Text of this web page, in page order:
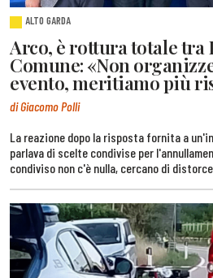
ALTO GARDA
Arco, è rottura totale tra
Comune: «Non
evento, meritiamo più
di Giacomo Polli
La reazione dopo la risposta fornita a
parlava di scelte condivise per
condiviso non c'è nulla, cercano di